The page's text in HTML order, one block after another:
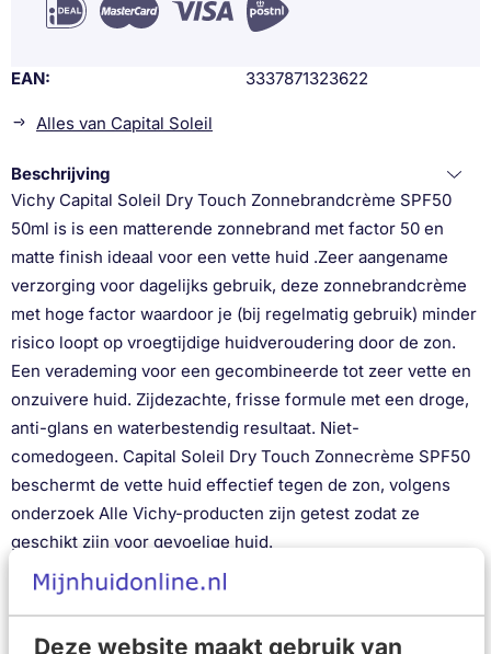
Deze website maakt gebruik van
EAN 3337871323622
Alles van Capital Soleil
Beschrijving
Vichy Capital Soleil Dry Touch Zonnebrandcrème SPF50
50ml is is een matterende zonnebrand met factor 50 en
matte finish ideaal voor een vette huid .Zeer aangename
verzorging voor dagelijks gebruik, deze zonnebrandcrème
met hoge factor waardoor je (bij regelmatig gebruik) minder
risico loopt op vroegtijdige huidveroudering door de zon.
Een verademing voor een gecombineerde tot zeer vette en
onzuivere huid. Zijdezachte, frisse formule met een droge,
anti-glans en waterbestendig resultaat. Niet-
comedogeen. Capital Soleil Dry Touch Zonnecrème SPF50
beschermt de vette huid effectief tegen de zon, volgens
onderzoek Alle Vichy-producten zijn getest zodat ze
geschikt zijn voor gevoelige huid.
Zonverzorging voor dagelijks gebruik
Geschikt voor elk huidtype waaronder een gevoelige en
Beschermt tegen schadelijke gevolgen van UVA- en UVB-